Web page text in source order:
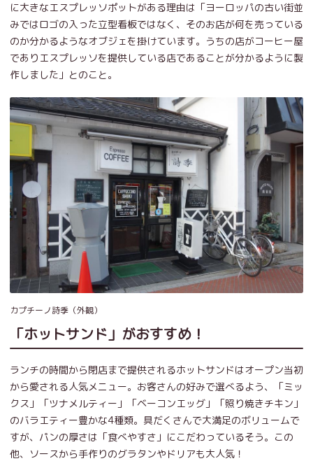
に大きなエスプレッソポットがある理由は「ヨーロッパの古い街並
みではロゴの入った立型看板ではなく、そのお店が何を売っている
のか分かるようなオブジェを掛けています。うちの店がコーヒー屋
でありエスプレッソを提供している店であることが分かるように製
作しました」とのこと。
カプチーノ詩季（外観）
「ホットサンド」がおすすめ！
ランチの時間から閉店まで提供されるホットサンドはオープン当初
から愛される人気メニュー。お客さんの好みで選べるよう、「ミッ
クス」「ツナメルティー」「ベーコンエッグ」「照り焼きチキン」
のバラエティー豊かな4種類。具だくさんで大満足のボリュームで
すが、パンの厚さは「食べやすさ」にこだわっているそう。この
他、ソースから手作りのグラタンやドリアも大人気！